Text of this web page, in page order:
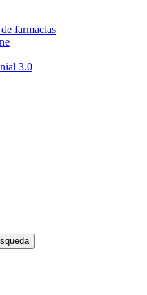
farmacias
3.0